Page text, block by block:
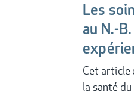
Les
au N.-
Cet article
la santé